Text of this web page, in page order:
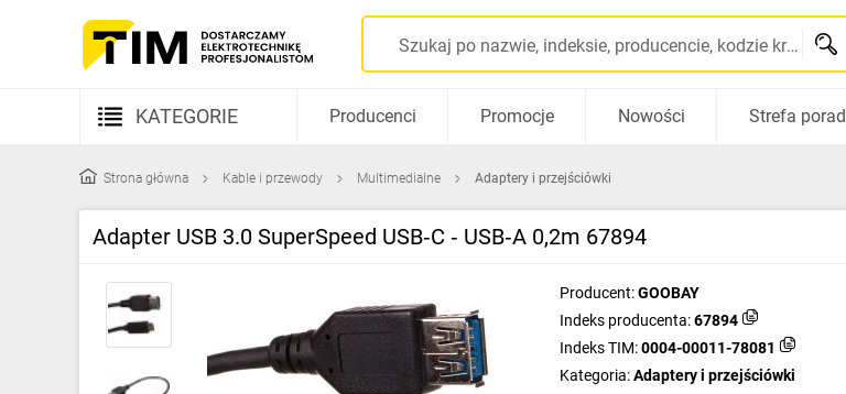
Szukaj po nazwie, indeksie, producencie, kodzie kreskowym...
KATEGORIE
Kable i przewody
Rozdzielnice i obudowy
Elementy prowadzenia kabli
Gniazda i łączniki
Producenci Promocje Nowości Strefa porad
Strona główna Kable i przewody Multimedialne Adaptery i przejściówki
Adapter USB 3.0 SuperSpeed USB‑C ‑ USB‑A 0,2m 67894
Producent:GOOBAY
Indeks producenta:67894
Indeks TIM:0004-00011-78081
Kategoria:Adaptery i przejściówki